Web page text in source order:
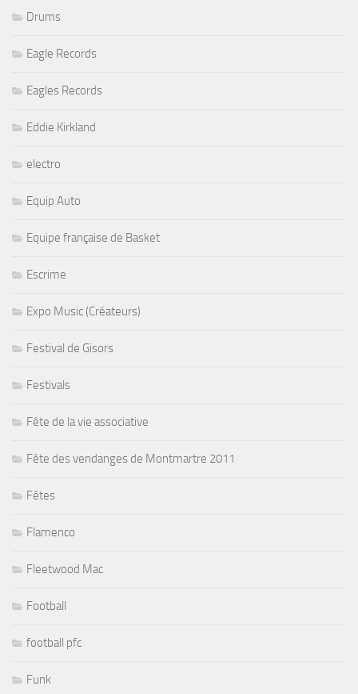
Drums
Eagle Records
Eagles Records
Eddie Kirkland
electro
Equip Auto
Equipe française de Basket
Escrime
Expo Music (Créateurs)
Festival de Gisors
Festivals
Fête de la vie associative
Fête des vendanges de Montmartre 2011
Fêtes
Flamenco
Fleetwood Mac
Football
football pfc
Funk